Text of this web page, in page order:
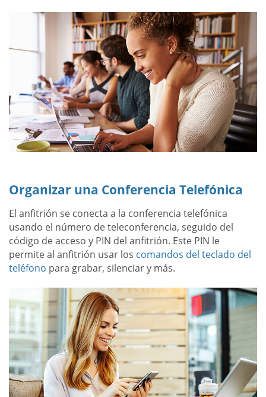
Organizar una Conferencia Telefónica
El anfitrión se conecta a la conferencia telefónica
usando el número de teleconferencia, seguido del
código de acceso y PIN del anfitrión. Este PIN le
permite al anfitrión usar los comandos del teclado del
teléfono para grabar, silenciar y más.